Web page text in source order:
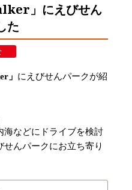
」にえびせん
た
」 にえびせんパークが紹
海などにドライブを検討
せんパークにお立ち寄り